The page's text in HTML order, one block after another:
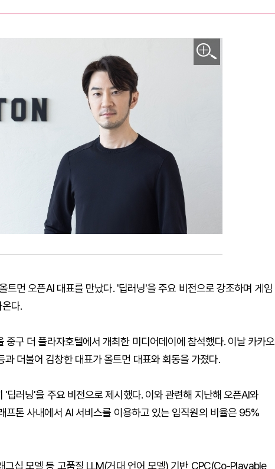
트먼 오픈AI 대표를 만났다. '딥러닝'을 주요 비전으로 강조하며 게임
다.
구 더 플라자호텔에서 개최한 미디어데이에 참석했다. 이날 카카오
더불어 김창한 대표가 올트먼 대표와 회동을 가졌다.
러닝'을 주요 비전으로 제시했다. 이와 관련해 지난해 오픈AI와
프톤 사내에서 AI 서비스를 이용하고 있는 임직원의 비율은 95%
그십 모델 등 고품질 LLM(거대 언어 모델) 기반 CPC(Co-Playable